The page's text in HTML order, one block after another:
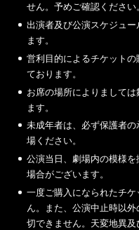
せん。予めご確認ください
出演者及び公演スケジュ
ます。
営利目的によるチケット
ております。
お席の場所によりまして
ます。
未成年者は、必ず保護者
場ください。
公演当日、劇場内の模様
場合がございます。
一度ご購入になられたチ
ん。また、公演中止時以
切できません。天変地異